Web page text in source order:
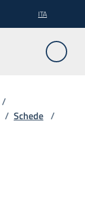
ITA
/
/ Schede /